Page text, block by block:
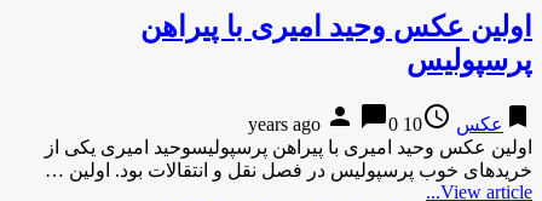
اولین عکس وحید امیری با پیراهن
پرسپولیس
bookmark عکس access_time
10 years ago
person chat_bubble0
اولین عکس وحید امیری با پیراهن پرسپولیسوحید امیری یکی از
خریدهای خوب پرسپولیس در فصل نقل و انتقالات بود. اولین …
View article...